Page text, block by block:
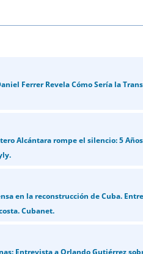
Ferrer Revela Cómo Sería la
Alcántara rompe el silencio: 5
en la reconstrucción de Cuba.
Cubanet.
Entrevista a Orlando Gutiérrez